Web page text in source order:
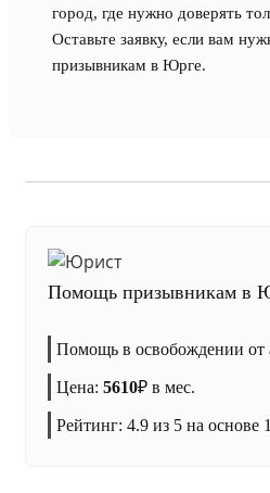
город, где нужно доверять
Оставьте заявку, если вам
призывникам в Юрге.
Помощь призывникам в
Помощь в освобождении от
Цена: 5610₽ в мес.
Рейтинг: 4.9 из 5 на основе